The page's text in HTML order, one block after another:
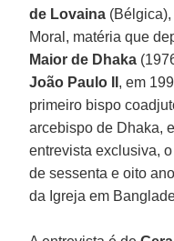
de Lovaina
Moral, matéria que
Maior de Dhaka
João Paulo II , em
primeiro bispo
arcebispo de Dhaka,
entrevista exclusiva,
de sessenta e oito
da Igreja em